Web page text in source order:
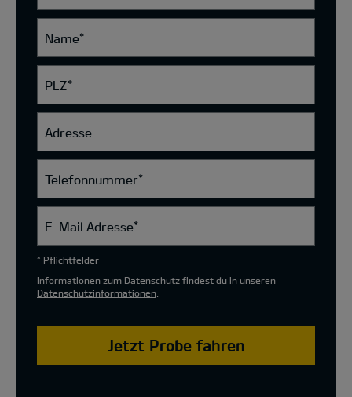
Name*
PLZ*
Adresse
Telefonnummer*
E-Mail Adresse*
* Pflichtfelder
Informationen zum Datenschutz findest du in unseren
Datenschutzinformationen
Jetzt Probe fahren